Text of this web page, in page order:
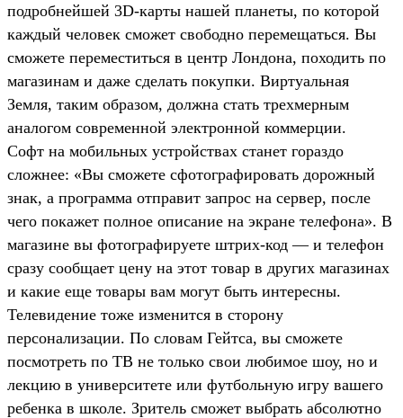
подробнейшей 3D-карты нашей планеты, по которой
каждый человек сможет свободно перемещаться. Вы
сможете переместиться в центр Лондона, походить по
магазинам и даже сделать покупки. Виртуальная
Земля, таким образом, должна стать трехмерным
аналогом современной электронной коммерции.
Софт на мобильных устройствах станет гораздо
сложнее: «Вы сможете сфотографировать дорожный
знак, а программа отправит запрос на сервер, после
чего покажет полное описание на экране телефона». В
магазине вы фотографируете штрих-код — и телефон
сразу сообщает цену на этот товар в других магазинах
и какие еще товары вам могут быть интересны.
Телевидение тоже изменится в сторону
персонализации. По словам Гейтса, вы сможете
посмотреть по ТВ не только свои любимое шоу, но и
лекцию в университете или футбольную игру вашего
ребенка в школе. Зритель сможет выбрать абсолютно